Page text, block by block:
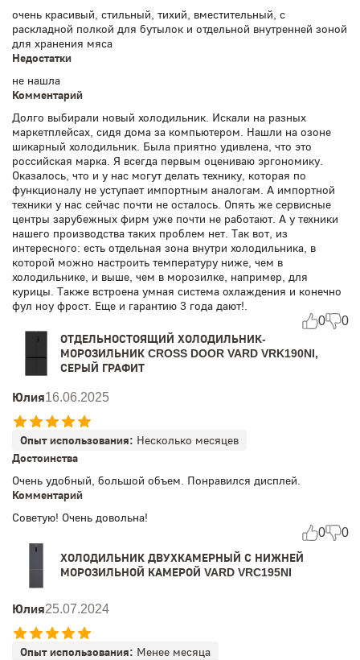
очень красивый, стильный, тихий, вместительный, с
раскладной полкой для бутылок и отдельной внутренней зоной
для хранения мяса
Недостатки
не нашла
Комментарий
Долго выбирали новый холодильник. Искали на разных
маркетплейсах, сидя дома за компьютером. Нашли на озоне
шикарный холодильник. Была приятно удивлена, что это
российская марка. Я всегда первым оцениваю эргономику.
Оказалось, что и у нас могут делать технику, которая по
функционалу не уступает импортным аналогам. А импортной
техники у нас сейчас почти не осталось. Опять же сервисные
центры зарубежных фирм уже почти не работают. А у техники
нашего производства таких проблем нет. Так вот, из
интересного: есть отдельная зона внутри холодильника, в
которой можно настроить температуру ниже, чем в
холодильнике, и выше, чем в морозилке, например, для
курицы. Также встроена умная система охлаждения и конечно
фул ноу фрост. Еще и гарантию 3 года дают!.
0 0
ОТДЕЛЬНОСТОЯЩИЙ ХОЛОДИЛЬНИК-
МОРОЗИЛЬНИК CROSS DOOR VARD VRK190NI,
СЕРЫЙ ГРАФИТ
Юлия16.06.2025
Опыт использования: Несколько месяцев
Достоинства
Очень удобный, большой объем. Понравился дисплей.
Комментарий
Советую! Очень довольна!
0 0
ХОЛОДИЛЬНИК ДВУХКАМЕРНЫЙ С НИЖНЕЙ
МОРОЗИЛЬНОЙ КАМЕРОЙ VARD VRC195NI
Юлия25.07.2024
Опыт использования: Менее месяца